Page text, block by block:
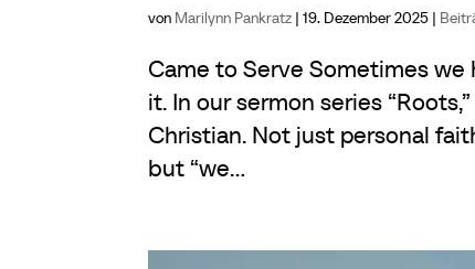
von Marilynn Pankratz |19. Dezember 2025 |
Came to Serve Sometimes
it. In our sermon series
Christian. Not just personal
but “we...